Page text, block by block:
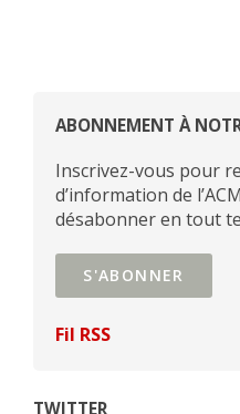
ABONNEMENT À
Inscrivez-vous pour
d’information de
désabonner en tout
S'ABONNER
Fil RSS
TWITTER